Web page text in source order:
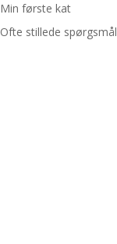
Min første kat
Ofte stillede spørgsmål